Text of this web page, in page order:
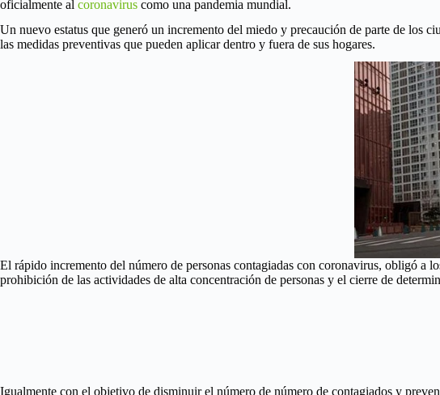
oficialmente al coronavirus como una pandemia mundial.
Un nuevo estatus que generó un incremento del miedo y precaución de parte de los
las medidas preventivas que pueden aplicar dentro y fuera de sus hogares.
El rápido incremento del número de personas contagiadas con coronavirus, obligó a
prohibición de las actividades de alta concentración de personas y el cierre de
Igualmente con el objetivo de disminuir el número de número de contagiados y